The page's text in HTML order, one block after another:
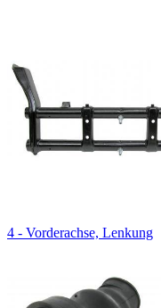
4 - Vorderachse, Lenkung